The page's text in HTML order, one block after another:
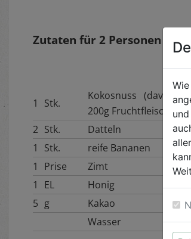
Zutaten für 2 Personen
1 Stk.
Kokosnuss (davon
200g Fruchtfleisch)
2 Stk.
Datteln
1
Stk.
reife Bananen
1
Prise
Zimt
1
EL
Honig
5 g
Kakao
Wasser